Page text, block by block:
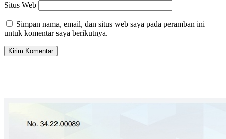
Situs Web
Simpan nama, email, dan situs web saya pada peramban ini
untuk komentar saya berikutnya.